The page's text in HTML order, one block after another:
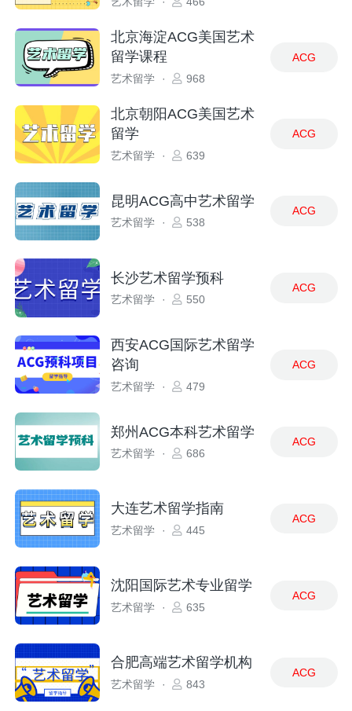
北京海淀ACG美国艺术
留学课程
艺术留学 · 968
ACG
北京朝阳ACG美国艺术
留学
艺术留学 · 639
ACG
昆明ACG高中艺术留学
艺术留学 · 538
ACG
长沙艺术留学预科
艺术留学 · 550
ACG
西安ACG国际艺术留学
咨询
艺术留学 · 479
ACG
郑州ACG本科艺术留学
艺术留学 · 686
ACG
大连艺术留学指南
艺术留学 · 445
ACG
沈阳国际艺术专业留学
艺术留学 · 635
ACG
合肥高端艺术留学机构
艺术留学 · 843
ACG